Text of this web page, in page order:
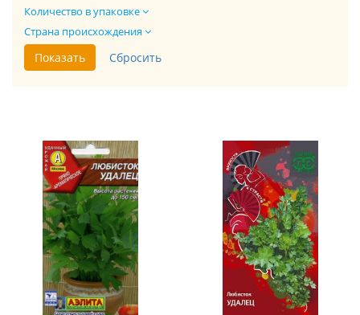
Количество в упаковке
Страна происхождения